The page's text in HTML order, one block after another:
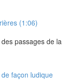
(1:06)
passages de la
façon ludique